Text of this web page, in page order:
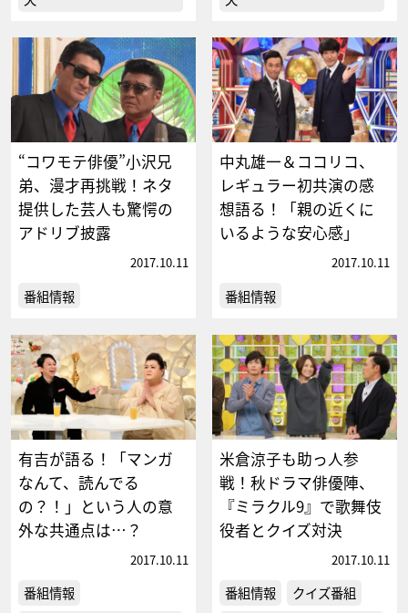
“コワモテ俳優”小沢兄
弟、漫才再挑戦！ネタ
提供した芸人も驚愕の
アドリブ披露
2017.10.11
番組情報
中丸雄一＆ココリコ、
レギュラー初共演の感
想語る！「親の近くに
いるような安心感」
2017.10.11
番組情報
有吉が語る！「マンガ
なんて、読んでる
の？！」という人の意
外な共通点は…？
2017.10.11
番組情報
米倉涼子も助っ人参
戦！秋ドラマ俳優陣、
『ミラクル9』で歌舞伎
役者とクイズ対決
2017.10.11
番組情報
クイズ番組